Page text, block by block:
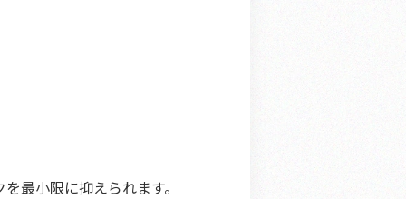
最小限に抑えられます。